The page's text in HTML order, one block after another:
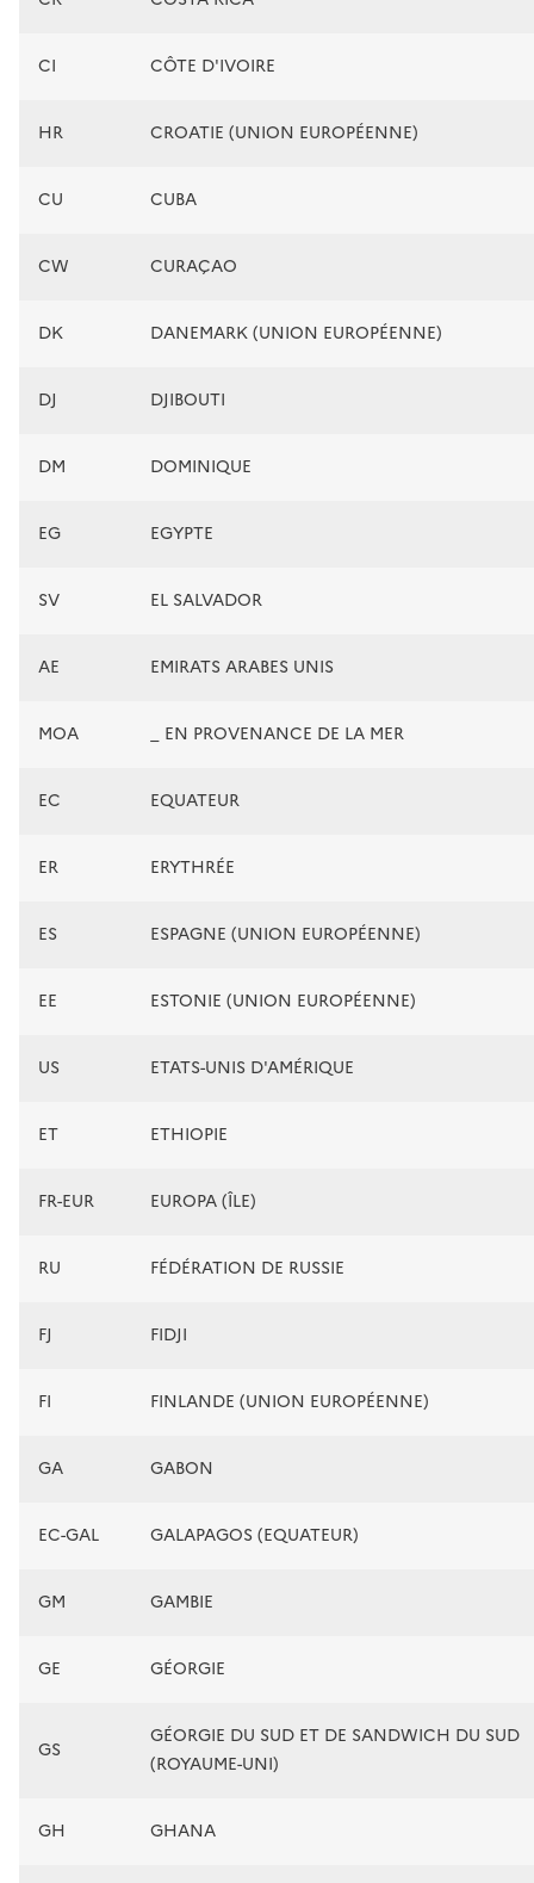
CI CÔTE D'IVOIRE
HR CROATIE (UNION EUROPÉENNE)
CU CUBA
CW CURAÇAO
DK DANEMARK (UNION EUROPÉENNE)
DJ DJIBOUTI
DM DOMINIQUE
EG EGYPTE
SV EL SALVADOR
AE EMIRATS ARABES UNIS
MOA _ EN PROVENANCE DE LA MER
EC EQUATEUR
ER ERYTHRÉE
ES ESPAGNE (UNION EUROPÉENNE)
EE ESTONIE (UNION EUROPÉENNE)
US ETATS-UNIS D'AMÉRIQUE
ET ETHIOPIE
FR-EUR EUROPA (ÎLE)
RU FÉDÉRATION DE RUSSIE
FJ FIDJI
FI FINLANDE (UNION EUROPÉENNE)
GA GABON
EC-GAL GALAPAGOS (EQUATEUR)
GM GAMBIE
GE GÉORGIE
GS
GÉORGIE DU SUD ET DE SANDWICH DU SUD
(ROYAUME-UNI)
GH GHANA